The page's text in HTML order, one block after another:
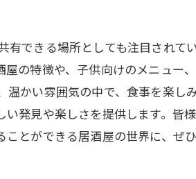
できる場所としても注目されて
の特徴や、子供向けのメニュー
かい雰囲気の中で、食事を楽し
発見や楽しさを提供します。皆
とができる居酒屋の世界に、ぜ